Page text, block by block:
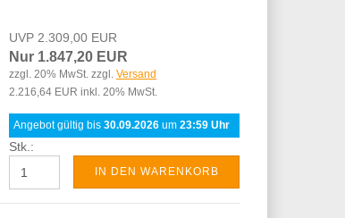
UVP 2.309,00 EUR
Nur 1.847,20 EUR
zzgl. 20% MwSt. zzgl. Versand
2.216,64 EUR inkl. 20% MwSt.
Angebot gültig bis 30.09.2026 um 23:59 Uhr
Stk.:
IN DEN WARENKORB